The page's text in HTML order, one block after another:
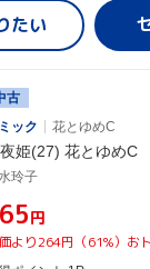
たい
古
ック
花とゆめC
姫(27) 花とゆめC
玲子
円
より264円（61%）お